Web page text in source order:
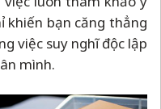
khiến bạn căng thẳng
việc suy nghĩ độc lập
mình.